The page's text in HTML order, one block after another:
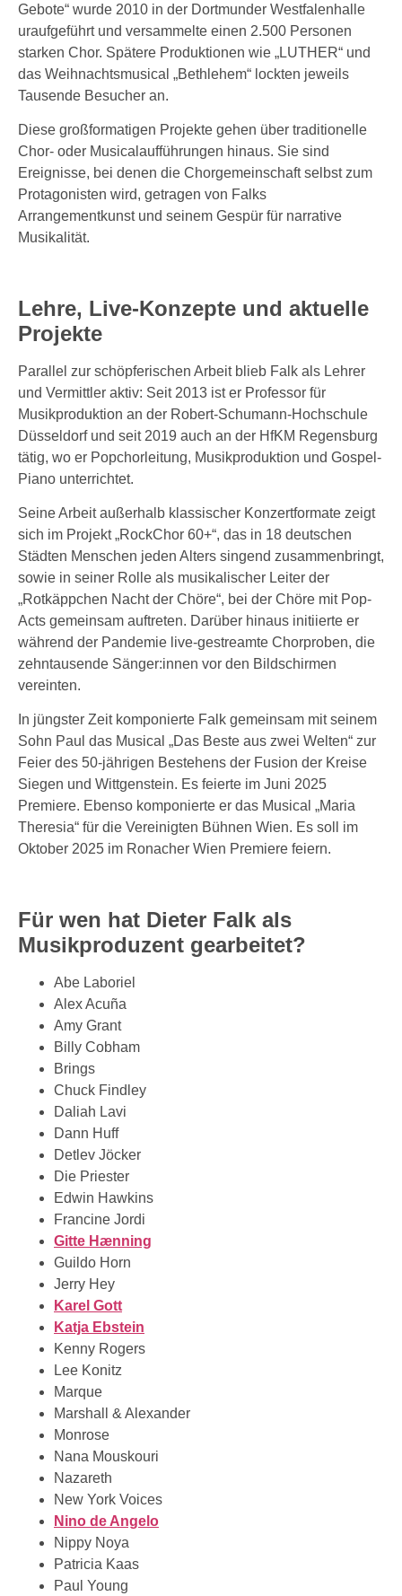
Gebote“ wurde 2010 in der Dortmunder Westfalenhalle
uraufgeführt und versammelte einen 2.500 Personen
starken Chor. Spätere Produktionen wie „LUTHER“ und
das Weihnachtsmusical „Bethlehem“ lockten jeweils
Tausende Besucher an.
Diese großformatigen Projekte gehen über traditionelle
Chor- oder Musicalaufführungen hinaus. Sie sind
Ereignisse, bei denen die Chorgemeinschaft selbst zum
Protagonisten wird, getragen von Falks
Arrangementkunst und seinem Gespür für narrative
Musikalität.
Lehre, Live-Konzepte und aktuelle
Projekte
Parallel zur schöpferischen Arbeit blieb Falk als Lehrer
und Vermittler aktiv: Seit 2013 ist er Professor für
Musikproduktion an der Robert-Schumann-Hochschule
Düsseldorf und seit 2019 auch an der HfKM Regensburg
tätig, wo er Popchorleitung, Musikproduktion und Gospel-
Piano unterrichtet.
Seine Arbeit außerhalb klassischer Konzertformate zeigt
sich im Projekt „RockChor 60+“, das in 18 deutschen
Städten Menschen jeden Alters singend zusammenbringt,
sowie in seiner Rolle als musikalischer Leiter der
„Rotkäppchen Nacht der Chöre“, bei der Chöre mit Pop-
Acts gemeinsam auftreten. Darüber hinaus initiierte er
während der Pandemie live-gestreamte Chorproben, die
zehntausende Sänger:innen vor den Bildschirmen
vereinten.
In jüngster Zeit komponierte Falk gemeinsam mit seinem
Sohn Paul das Musical „Das Beste aus zwei Welten“ zur
Feier des 50-jährigen Bestehens der Fusion der Kreise
Siegen und Wittgenstein. Es feierte im Juni 2025
Premiere. Ebenso komponierte er das Musical „Maria
Theresia“ für die Vereinigten Bühnen Wien. Es soll im
Oktober 2025 im Ronacher Wien Premiere feiern.
Für wen hat Dieter Falk als
Musikproduzent gearbeitet?
Abe Laboriel
Alex Acuña
Amy Grant
Billy Cobham
Brings
Chuck Findley
Daliah Lavi
Dann Huff
Detlev Jöcker
Die Priester
Edwin Hawkins
Francine Jordi
Gitte Hænning
Guildo Horn
Jerry Hey
Karel Gott
Katja Ebstein
Kenny Rogers
Lee Konitz
Marque
Marshall & Alexander
Monrose
Nana Mouskouri
Nazareth
New York Voices
Nino de Angelo
Nippy Noya
Patricia Kaas
Paul Young